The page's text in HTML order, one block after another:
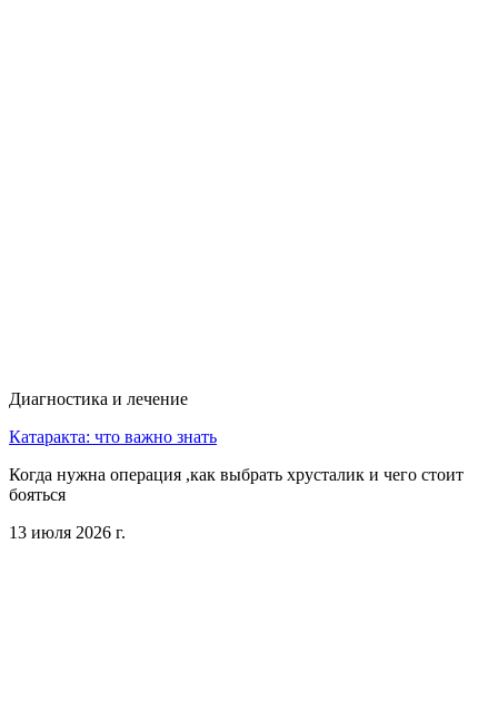
Диагностика и лечение
Катаракта: что важно знать
Когда нужна операция ,как выбрать хрусталик и чего стоит
бояться
13 июля 2026 г.